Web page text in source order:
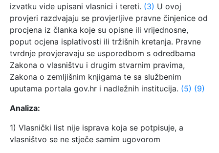
izvatku vide upisani vlasnici i tereti. (3) U ovoj
provjeri razdvajaju se provjerljive pravne činjenice od
procjena iz članka koje su opisne ili vrijednosne,
poput ocjena isplativosti ili tržišnih kretanja. Pravne
tvrdnje provjeravaju se usporedbom s odredbama
Zakona o vlasništvu i drugim stvarnim pravima,
Zakona o zemljišnim knjigama te sa službenim
uputama portala gov.hr i nadležnih institucija. (5) (9)
Analiza:
1) Vlasnički list nije isprava koja se potpisuje, a
vlasništvo se ne stječe samim ugovorom